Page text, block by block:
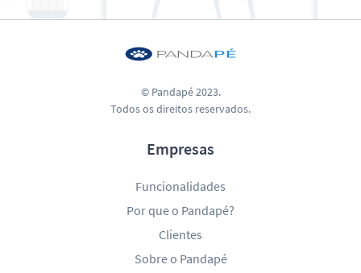
© Pandapé 2023.
Todos os direitos reservados.
Empresas
Funcionalidades
Por que o Pandapé?
Clientes
Sobre o Pandapé